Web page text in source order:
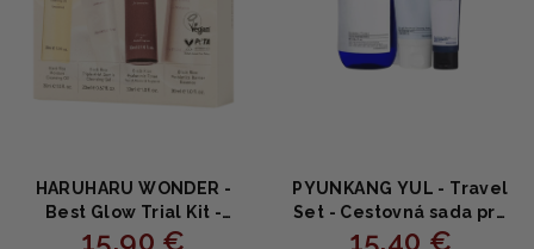
HARUHARU WONDER -
Best Glow Trial Kit -
rozjasňujúci cestovný set
15,90 €
PYUNKANG YUL - Travel
Set - Cestovná sada pre
hydratáciu a upokojenie
15,40 €